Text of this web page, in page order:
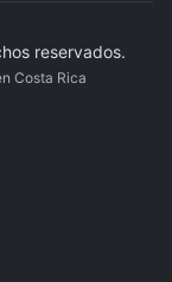
reservados.
Costa Rica